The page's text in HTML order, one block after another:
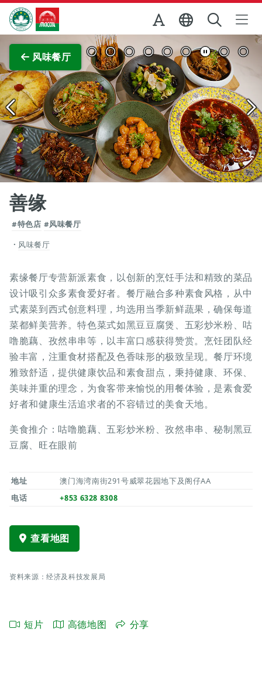
跳至主内容
澳门特别行政区政府旅游局
风味餐厅
善缘
#特色店 #风味餐厅
风味餐厅
素缘餐厅专营新派素食，以创新的烹饪手法和精致的菜品
设计吸引众多素食爱好者。餐厅融合多种素食风格，从中
式素菜到西式创意料理，均选用当季新鲜蔬果，确保每道
菜都鲜美营养。特色菜式如黑豆豆腐煲、五彩炒米粉、咕
噜脆藕、孜然串串等，以丰富口感获得赞赏。烹饪团队经
验丰富，注重食材搭配及色香味形的极致呈现。餐厅环境
雅致舒适，提供健康饮品和素食甜点，秉持健康、环保、
美味并重的理念，为食客带来愉悦的用餐体验，是素食爱
好者和健康生活追求者的不容错过的美食天地。
美食推介：咕噜脆藕、五彩炒米粉、孜然串串、秘制黑豆
豆腐、旺在眼前
地址
澳门海湾南街291号威翠花园地下及阁仔AA
电话
+853 6328 8308
查看地图
资料来源：经济及科技发展局
短片 高德地图 分享